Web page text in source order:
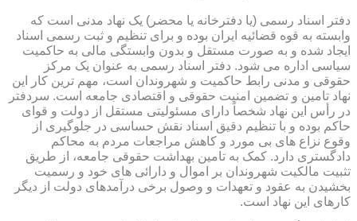
دفتر اسناد رسمی (یا دفترخانه یا محضر) یک نهاد مدنی است که
وابسته به قوه قضائیه ایران بوده و برای تنظیم و ثبت رسمی اسناد
ایجاد شده و به صورت مستقل و بدون وابستگی مالی به حاکمیت
سیاسی اداره می شود. دفتر اسناد رسمی به عنوان یک مرکز
حقوقی و مدنی رابط حاکمیت و شهروندان است، مهم ترین کار این
نهاد تامین و تضمین امنیت حقوقی و اقتصادی جامعه است. سردفتر
در رأس این نهاد شخصاً دارای مسئولیتی مستقل از دولت و قوای
حاکم بوده و با تنظیم دقیق اسناد نقش حساسی در جلوگیری از
وقوع نزاع های بی مورد و کاهش مراجعات مردم به محاکم
دادگستری دارد. کمک به تامین بهداشت حقوقی جامعه، از طریق
تثبیت مالکیت شهروندان بر اموال و دارائی های خود و رسمیت
بخشیدن به عقود و تعهدات و وصول برخی درآمدهای دولت از دیگر
کارهای این نهاد است.